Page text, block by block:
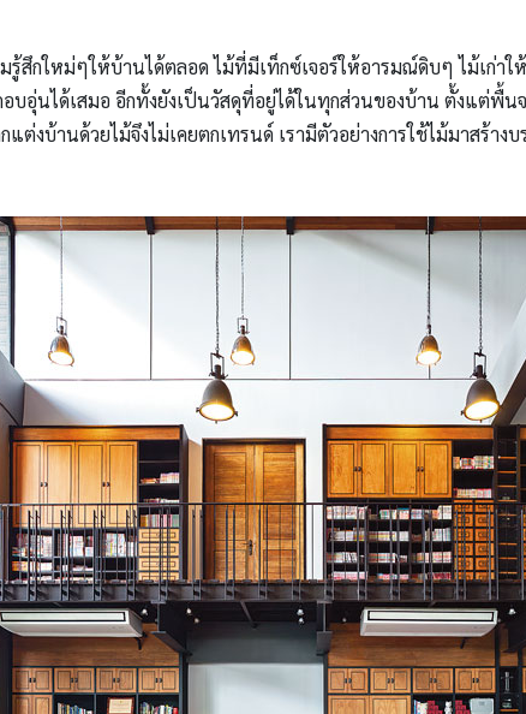
รู้สึกใหม่ๆให้บ้านได้ตลอด ไม้ที่มีเท็กซ์เจอร์ให้อารมณ์ดิบๆ ไม้เก่า
อบอุ่นได้เสมอ อีกทั้งยังเป็นวัสดุที่อยู่ได้ในทุกส่วนของบ้าน ตั้งแต่พื้
แต่งบ้านด้วยไม้จึงไม่เคยตกเทรนด์ เรามีตัวอย่างการใช้ไม้มาสร้าง